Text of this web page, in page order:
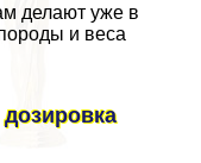
делают уже в
и веса